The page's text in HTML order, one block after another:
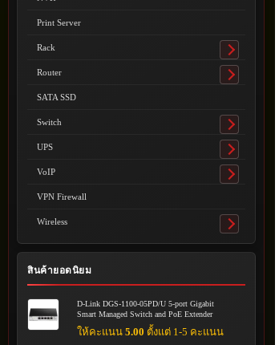
Print Server
Rack
Toggle
submenu
Router
Toggle
SATA SSD
Switch
Toggle
submenu
UPS
Toggle
submenu
VoIP
Toggle
VPN Firewall
Wireless
Toggle
submenu
สินค้ายอดนิยม
D-Link DGS-1100-05PD/U 5-port Gigabit
Smart Managed Switch and PoE Extender
ให้คะแนน5.00 ตั้งแต่ 1-5 คะแนน